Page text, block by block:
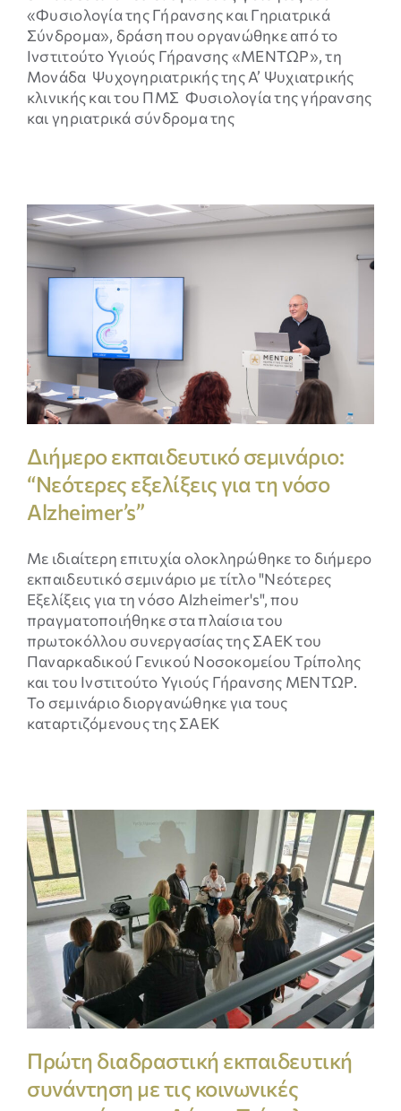
«Φυσιολογία της Γήρανσης και Γηριατρικά
Σύνδρομα», δράση που οργανώθηκε από το
Ινστιτούτο Υγιούς Γήρανσης «ΜΕΝΤΩΡ», τη
Μονάδα Ψυχογηριατρικής της A’ Ψυχιατρικής
κλινικής και του ΠΜΣ Φυσιολογία της γήρανσης
και γηριατρικά σύνδρομα της
Διήμερο εκπαιδευτικό σεμινάριο:
“Νεότερες εξελίξεις για τη νόσο
Alzheimer’s”
Με ιδιαίτερη επιτυχία ολοκληρώθηκε το διήμερο
εκπαιδευτικό σεμινάριο με τίτλο "Νεότερες
Εξελίξεις για τη νόσο Alzheimer's", που
πραγματοποιήθηκε στα πλαίσια του
πρωτοκόλλου συνεργασίας της ΣΑΕΚ του
Παναρκαδικού Γενικού Νοσοκομείου Τρίπολης
και του Ινστιτούτο Υγιούς Γήρανσης ΜΕΝΤΩΡ.
Το σεμινάριο διοργανώθηκε για τους
καταρτιζόμενους της ΣΑΕΚ
Πρώτη διαδραστική εκπαιδευτική
συνάντηση με τις κοινωνικές